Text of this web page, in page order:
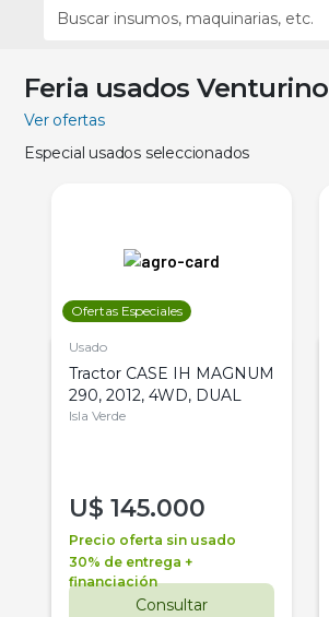
Feria usados Venturino
Ver ofertas
Especial usados seleccionados
Ofertas Especiales
Usado
Tractor CASE IH MAGNUM
290, 2012, 4WD, DUAL
Isla Verde
U$ 145.000
Precio oferta sin usado
30% de entrega +
financiación
Consultar